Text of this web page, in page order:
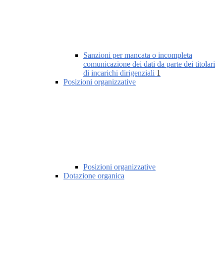
Sanzioni per mancata o incompleta
comunicazione dei dati da parte dei titolari
di incarichi dirigenziali 1
Posizioni organizzative
Posizioni organizzative
Dotazione organica